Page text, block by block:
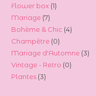
Flower box 11
Mariage 77
produits
Bohème & Chic 44
Champêtre 00
produit
Mariage d'Automne 33
Vintage - Retro 00
Plantes 33